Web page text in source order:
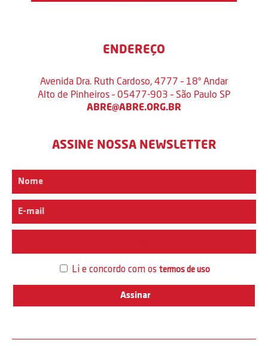
ENDEREÇO
Avenida Dra. Ruth Cardoso, 4777 – 18º Andar
Alto de Pinheiros – 05477-903 – São Paulo SP
ABRE@ABRE.ORG.BR
ASSINE NOSSA NEWSLETTER
Li e concordo com os termos de uso